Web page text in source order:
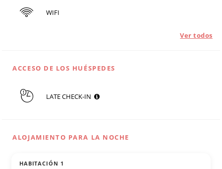
WIFI
Ver todos
ACCESO DE LOS HUÉSPEDES
LATE CHECK-IN
ALOJAMIENTO PARA LA NOCHE
HABITACIÓN 1